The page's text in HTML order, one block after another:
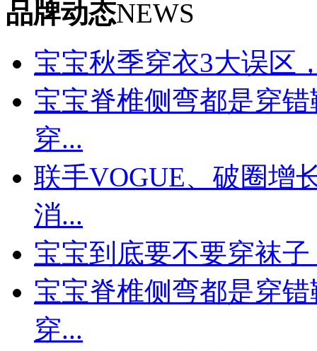
品牌动态NEWS
宝宝秋季穿衣3大误区
宝宝脊椎侧弯都是穿
穿...
联手VOGUE、破圈增
消...
宝宝到底要不要穿袜
宝宝脊椎侧弯都是穿
穿...